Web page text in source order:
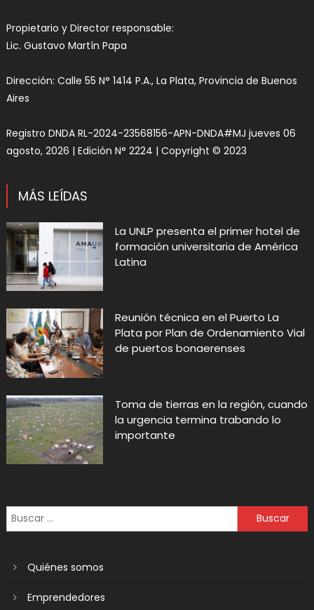
Propietario y Director responsable:
Lic. Gustavo Martín Papa
Dirección: Calle 55 N° 1414 P.A., La Plata, Provincia de Buenos
Aires
Registro DNDA RL-2024-23568156-APN-DNDA#MJ jueves 06
agosto, 2026 | Edición N° 2224 | Copyright © 2023
MÁS LEÍDAS
La UNLP presenta el primer hotel de
formación universitaria de América
Latina
Reunión técnica en el Puerto La
Plata por Plan de Ordenamiento Vial
de puertos bonaerenses
Toma de tierras en la región, cuando
la urgencia termina trabando lo
importante
Quiénes somos
Emprendedores